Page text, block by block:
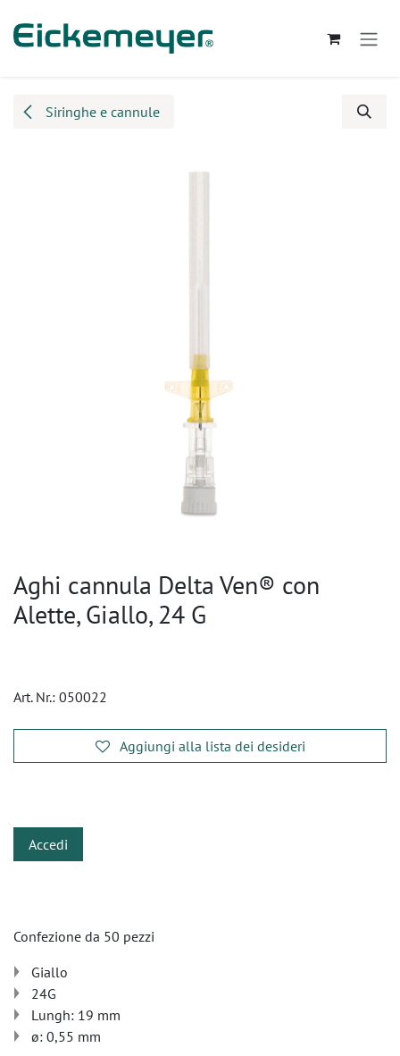
Siringhe e cannule
Aghi cannula Delta Ven® con
Alette, Giallo, 24 G
Art. Nr.: 050022
Aggiungi alla lista dei desideri
Accedi
Confezione da 50 pezzi
Giallo
24G
Lungh: 19 mm
ø: 0,55 mm